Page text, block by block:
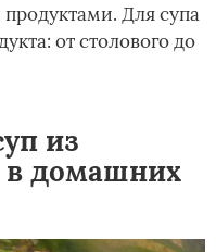
Для супа
от столового до
из
в домашних